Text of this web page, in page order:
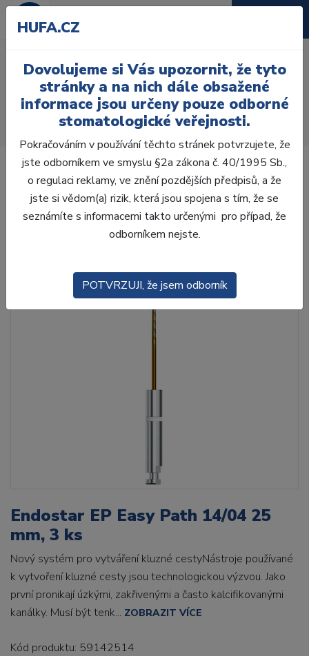
Úvod Ordinace Endodoncie
Endo nástroje
NiTi kořenové nástroje
NiTi na iniciální zprůchodnění
Endostar EP Easy Path 14/04 25
mm, 3 ks
Nový systém pro vytváření kluzné cestyNástroje používané
k vytvoření kluzné cesty jsou technologickou výzvou. Jako
první pronikají úzkými, zakřivenými a často kalcifikovanými
kanálky. Musí být tenk... ZOBRAZIT VÍCE
Kód produktu: 59142514
HUFA.CZ
Dovolujeme si Vás upozornit, že tyto
stránky a na nich dále obsažené
informace jsou určeny pouze odborné
stomatologické veřejnosti.
Pokračováním v používání těchto stránek potvrzujete, že
jste odborníkem ve smyslu §2a zákona č. 40/1995 Sb.,
o regulaci reklamy, ve znění pozdějších předpisů, a že
jste si vědom(a) rizik, která jsou spojena s tím, že se
seznámíte s informacemi takto určenými pro případ, že
odborníkem nejste.
POTVRZUJI, že jsem odborník